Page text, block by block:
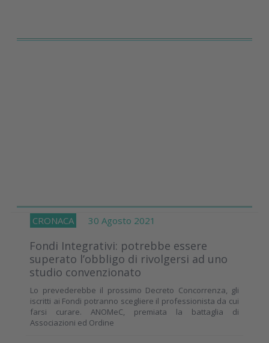
CRONACA 30 Agosto 2021
Fondi Integrativi: potrebbe essere
superato l’obbligo di rivolgersi ad uno
studio convenzionato
Lo prevederebbe il prossimo Decreto Concorrenza, gli
iscritti ai Fondi potranno scegliere il professionista da cui
farsi curare. ANOMeC, premiata la battaglia di
Associazioni ed Ordine